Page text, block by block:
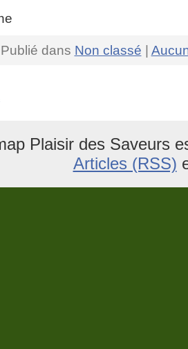
Publié dans Non classé |
Plaisir des Saveurs
Articles (RSS)